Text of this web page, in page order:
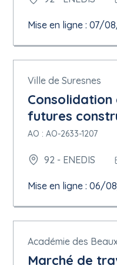
Titre: LOT 1 Travaux de
Description: Marché de
consistent
d'ouvrages tels que
Nature principale du
Nomenclature principale
Description des options:
5.1.2.Lieu d'exécution
Subdivision pays (NUTS):
5.1.3.Durée estimée
Mise en ligne : 07/
Ville de Suresnes
futures
AO : AO-2633-1207
92 - ENEDIS
Mise en ligne : 06/
Académie des
Marché de